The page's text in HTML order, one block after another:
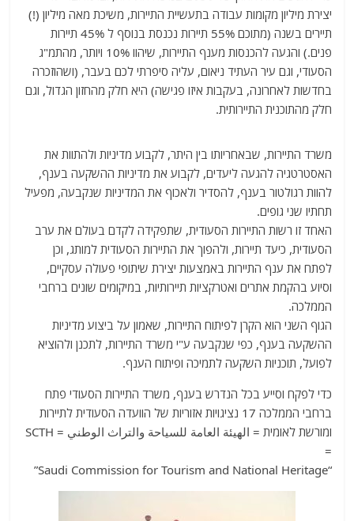
יצירת מיליון מקומות עבודה בתעשיית התיירות, משיכת מאה מיליון (!)
תיירים בשנה (מתוכם 55% תיירות נכנסת בנוסף ל 45% תיירות
פנים.) והגעה להכנסות מענף התיירות, שיהוו 10% ויותר, מהתמ"ג
הסעודי, וגם עיר העתיד ניאום, עליה סיפרתי לכם בעבר, (ושהוזכרה
בחדשות לאחרונה, בעקבות איזו פגישה) היא חלק מהחזון הגדול, וגם
חלק מהתוכנית התיירותית.
משרד התיירות, שבאחריותו בין היתר, לקבוע מדיניות ולהתוות את
האסטרטגיה להגעה ליעדים, לקבוע את מדיניות ההשקעה בענף,
להוות רגולטור בענף, להסדיר ולאכוף את המדיניות שנקבעה, מפעיל
תחתיו שני גופים.
האחד זו רשות התיירות הסעודית, שתפקידה לקדם בעולם את ערב
הסעודית, כיעד תיירות, ולהפוך את התיירות הסעודית למותג, וכן
לפתח את ענף התיירות באמצעות יצירת שיתופי פעולה עסקיים,
וסיוע בהקמת אתרים ואטרקציות תיירותיות, במיקומים שונים ברחבי
הממלכה.
הגוף השני הוא הקרן לפיתוח התיירות, שאמון על ביצוע מדיניות
ההשקעה בענף, כפי שנקבעה ע"י משרד התיירות, לתכנן ולהוציא
לפועל, תוכניות השקעה לתמיכה ופיתוח הענף.
כדי לפקח וסייע בכל הנדרש בענף, משרד התיירות הסעודי פתח
ברחבי הממלכה 17 נציגויות אזוריות של הוועדה הסעודית לתיירות
ומורשת לאומית = الهيئة العامة للسياحة والتراث الوطني = SCTH
=
“Saudi Commission for Tourism and National Heritage”